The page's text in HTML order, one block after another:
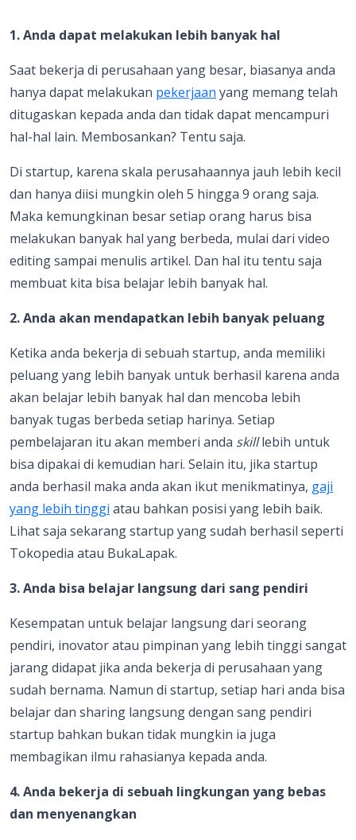
1. Anda dapat melakukan lebih banyak hal
Saat bekerja di perusahaan yang besar, biasanya anda
hanya dapat melakukan pekerjaan yang memang telah
ditugaskan kepada anda dan tidak dapat mencampuri
hal-hal lain. Membosankan? Tentu saja.
Di startup, karena skala perusahaannya jauh lebih kecil
dan hanya diisi mungkin oleh 5 hingga 9 orang saja.
Maka kemungkinan besar setiap orang harus bisa
melakukan banyak hal yang berbeda, mulai dari video
editing sampai menulis artikel. Dan hal itu tentu saja
membuat kita bisa belajar lebih banyak hal.
2. Anda akan mendapatkan lebih banyak peluang
Ketika anda bekerja di sebuah startup, anda memiliki
peluang yang lebih banyak untuk berhasil karena anda
akan belajar lebih banyak hal dan mencoba lebih
banyak tugas berbeda setiap harinya. Setiap
pembelajaran itu akan memberi anda skilllebih untuk
bisa dipakai di kemudian hari. Selain itu, jika startup
anda berhasil maka anda akan ikut menikmatinya, gaji
yang lebih tinggi atau bahkan posisi yang lebih baik.
Lihat saja sekarang startup yang sudah berhasil seperti
Tokopedia atau BukaLapak.
3. Anda bisa belajar langsung dari sang pendiri
Kesempatan untuk belajar langsung dari seorang
pendiri, inovator atau pimpinan yang lebih tinggi sangat
jarang didapat jika anda bekerja di perusahaan yang
sudah bernama. Namun di startup, setiap hari anda bisa
belajar dan sharing langsung dengan sang pendiri
startup bahkan bukan tidak mungkin ia juga
membagikan ilmu rahasianya kepada anda.
4. Anda bekerja di sebuah lingkungan yang bebas
dan menyenangkan